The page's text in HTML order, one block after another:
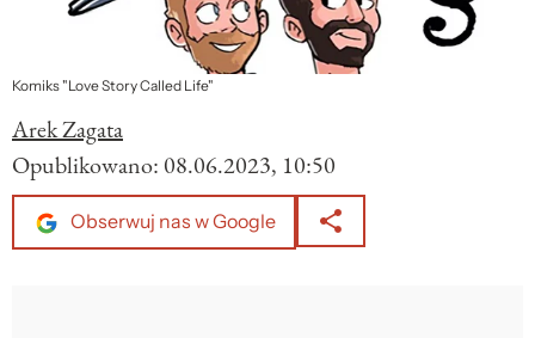
Komiks "Love Story Called Life"
Arek Zagata
Opublikowano: 08.06.2023, 10:50
Obserwuj nas w Google